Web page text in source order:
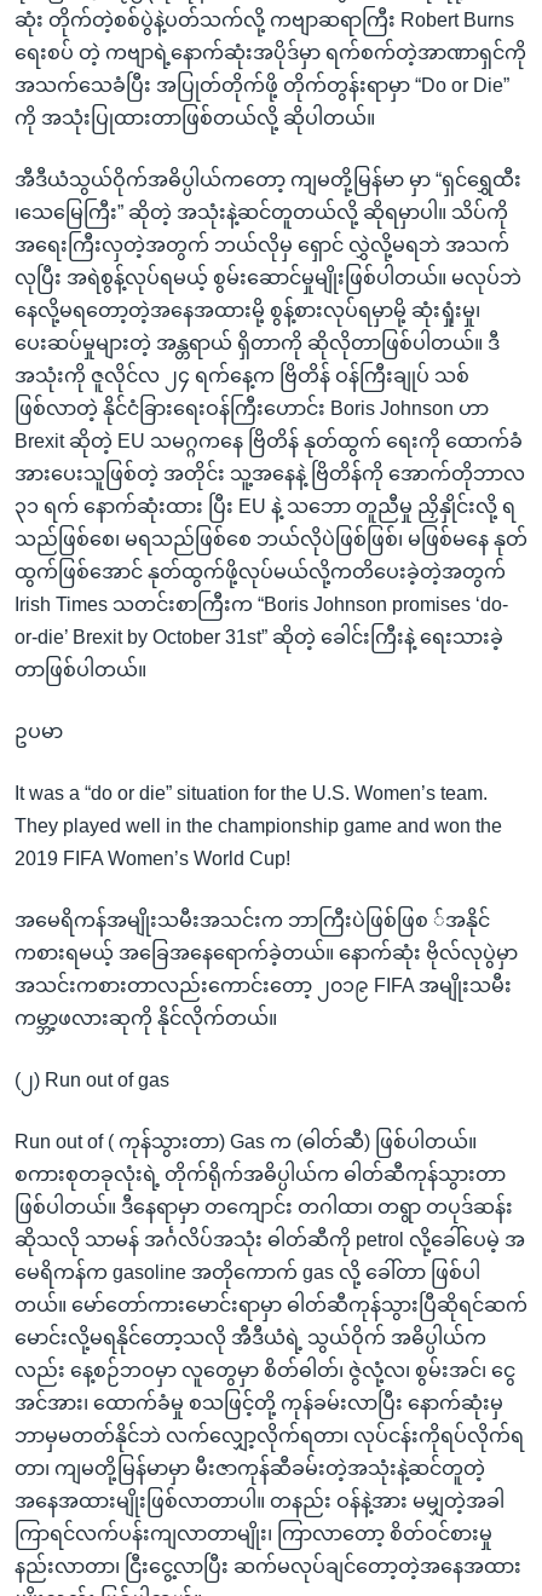
ဆုံး တိုက်တဲ့စစ်ပွဲနဲ့ပတ်သက်လို့ ကဗျာဆရာကြီး Robert Burns
ရေးစပ် တဲ့ ကဗျာရဲ့နောက်ဆုံးအပိုဒ်မှာ ရက်စက်တဲ့အာဏာရှင်ကို
အသက်သေခံပြီး အပြုတ်တိုက်ဖို့ တိုက်တွန်းရာမှာ “Do or Die”
ကို အသုံးပြုထားတာဖြစ်တယ်လို့ ဆိုပါတယ်။
အီဒီယံသွယ်ဝိုက်အဓိပ္ပါယ်ကတော့ ကျမတို့မြန်မာ မှာ “ရှင်ရွှေထီး
၊သေမြေကြီး” ဆိုတဲ့ အသုံးနဲ့ဆင်တူတယ်လို့ ဆိုရမှာပါ။ သိပ်ကို
အရေးကြီးလှတဲ့အတွက် ဘယ်လိုမှ ရှောင် လွှဲလို့မရဘဲ အသက်
လုပြီး အရဲစွန့်လုပ်ရမယ့် စွမ်းဆောင်မှုမျိုးဖြစ်ပါတယ်။ မလုပ်ဘဲ
နေလို့မရတော့တဲ့အနေအထားမို့ စွန့်စားလုပ်ရမှာမို့ ဆုံးရှုံးမှု၊
ပေးဆပ်မှုများတဲ့ အန္တရာယ် ရှိတာကို ဆိုလိုတာဖြစ်ပါတယ်။ ဒီ
အသုံးကို ဇူလိုင်လ ၂၄ ရက်နေ့က ဗြိတိန် ဝန်ကြီးချုပ် သစ်
ဖြစ်လာတဲ့ နိုင်ငံခြားရေးဝန်ကြီးဟောင်း Boris Johnson ဟာ
Brexit ဆိုတဲ့ EU သမဂ္ဂကနေ ဗြိတိန် နုတ်ထွက် ရေးကို ထောက်ခံ
အားပေးသူဖြစ်တဲ့ အတိုင်း သူ့အနေနဲ့ ဗြိတိန်ကို အောက်တိုဘာလ
၃၁ ရက် နောက်ဆုံးထား ပြီး EU နဲ့ သဘော တူညီမှု ညှိနှိုင်းလို့ ရ
သည်ဖြစ်စေ၊ မရသည်ဖြစ်စေ ဘယ်လိုပဲဖြစ်ဖြစ်၊ မဖြစ်မနေ နုတ်
ထွက်ဖြစ်အောင် နုတ်ထွက်ဖို့လုပ်မယ်လို့ကတိပေးခဲ့တဲ့အတွက်
Irish Times သတင်းစာကြီးက “Boris Johnson promises ‘do-
or-die’ Brexit by October 31st” ဆိုတဲ့ ခေါင်းကြီးနဲ့ ရေးသားခဲ့
တာဖြစ်ပါတယ်။
ဥပမာ
It was a “do or die” situation for the U.S. Women’s team.
They played well in the championship game and won the
2019 FIFA Women’s World Cup!
အမေရိကန်အမျိုးသမီးအသင်းက ဘာကြီးပဲဖြစ်ဖြစ ်အနိုင်
ကစားရမယ့် အခြေအနေရောက်ခဲ့တယ်။ နောက်ဆုံး ဗိုလ်လုပွဲမှာ
အသင်းကစားတာလည်းကောင်းတော့ ၂၀၁၉ FIFA အမျိုးသမီး
ကမ္ဘာ့ဖလားဆုကို နိုင်လိုက်တယ်။
(၂) Run out of gas
Run out of ( ကုန်သွားတာ) Gas က (ဓါတ်ဆီ) ဖြစ်ပါတယ်။
စကားစုတခုလုံးရဲ့ တိုက်ရိုက်အဓိပ္ပါယ်က ဓါတ်ဆီကုန်သွားတာ
ဖြစ်ပါတယ်။ ဒီနေရာမှာ တကျောင်း တဂါထာ၊ တရွာ တပုဒ်ဆန်း
ဆိုသလို သာမန် အင်္ဂလိပ်အသုံး ဓါတ်ဆီကို petrol လို့ခေါ်ပေမဲ့ အ
မေရိကန်က gasoline အတိုကောက် gas လို့ ခေါ်တာ ဖြစ်ပါ
တယ်။ မော်တော်ကားမောင်းရာမှာ ဓါတ်ဆီကုန်သွားပြီဆိုရင်ဆက်
မောင်းလို့မရနိုင်တော့သလို အီဒီယံရဲ့ သွယ်ဝိုက် အဓိပ္ပါယ်က
လည်း နေ့စဉ်ဘဝမှာ လူတွေမှာ စိတ်ဓါတ်၊ ဇွဲလုံ့လ၊ စွမ်းအင်၊ ငွေ
အင်အား၊ ထောက်ခံမှု စသဖြင့်တို့ ကုန်ခမ်းလာပြီး နောက်ဆုံးမှ
ဘာမှမတတ်နိုင်ဘဲ လက်လျှော့လိုက်ရတာ၊ လုပ်ငန်းကိုရပ်လိုက်ရ
တာ၊ ကျမတို့မြန်မာမှာ မီးဇာကုန်ဆီခမ်းတဲ့အသုံးနဲ့ဆင်တူတဲ့
အနေအထားမျိုးဖြစ်လာတာပါ။ တနည်း ဝန်နဲ့အား မမျှတဲ့အခါ
ကြာရင်လက်ပန်းကျလာတာမျိုး၊ ကြာလာတော့ စိတ်ဝင်စားမှု
နည်းလာတာ၊ ငြီးငွေ့လာပြီး ဆက်မလုပ်ချင်တော့တဲ့အနေအထား